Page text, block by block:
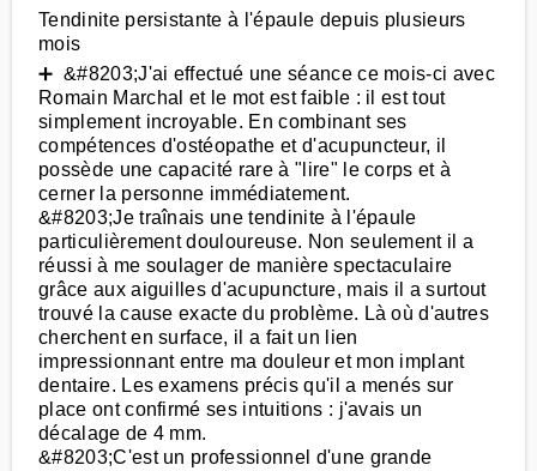
Tendinite persistante à l'épaule depuis plusieurs
mois
➕ &#8203;J'ai effectué une séance ce mois-ci avec
Romain Marchal et le mot est faible : il est tout
simplement incroyable. En combinant ses
compétences d'ostéopathe et d'acupuncteur, il
possède une capacité rare à "lire" le corps et à
cerner la personne immédiatement.
&#8203;Je traînais une tendinite à l'épaule
particulièrement douloureuse. Non seulement il a
réussi à me soulager de manière spectaculaire
grâce aux aiguilles d'acupuncture, mais il a surtout
trouvé la cause exacte du problème. Là où d'autres
cherchent en surface, il a fait un lien
impressionnant entre ma douleur et mon implant
dentaire. Les examens précis qu'il a menés sur
place ont confirmé ses intuitions : j'avais un
décalage de 4 mm.
&#8203;C'est un professionnel d'une grande